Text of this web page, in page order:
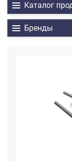
Каталог
Бренды